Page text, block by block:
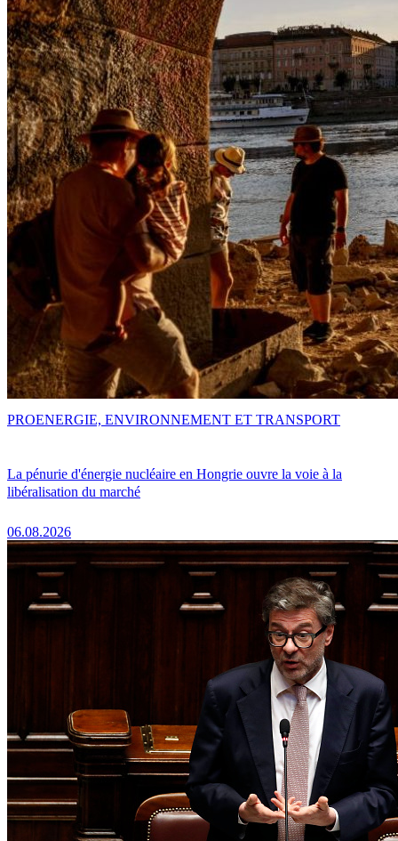
La pénurie d'énergie nucléaire en Hongrie ouvre la voie à la
libéralisation du marché
06.08.2026
PROENERGIE, ENVIRONNEMENT ET TRANSPORT